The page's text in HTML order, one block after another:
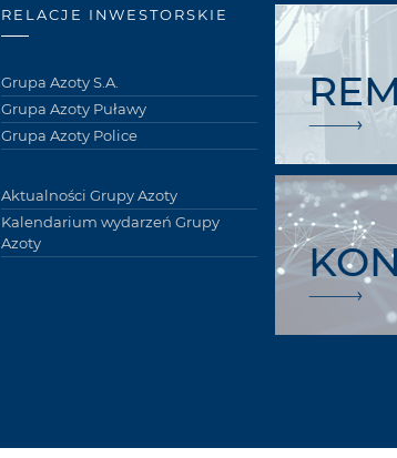
RELACJE INWESTORSKIE
Grupa Azoty S.A.
Grupa Azoty Puławy
Grupa Azoty Police
Aktualności Grupy Azoty
Kalendarium wydarzeń Grupy
Azoty